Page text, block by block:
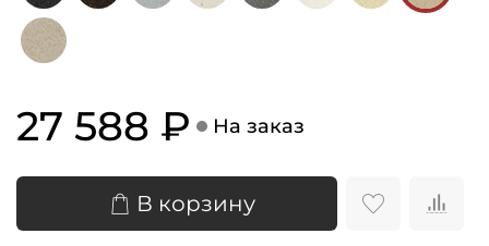
27 588 ₽ На заказ
В корзину